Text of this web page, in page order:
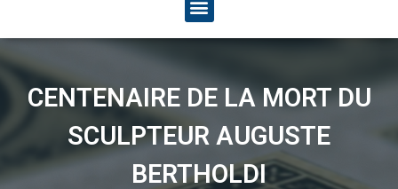
CENTENAIRE DE LA MORT DU
SCULPTEUR AUGUSTE
BERTHOLDI